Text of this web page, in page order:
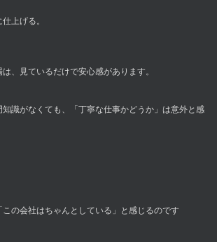
上げる。
、見ているだけで安心感があります。
識がなくても、「丁寧な仕事かどうか」は意外と感
の会社はちゃんとしている」と感じるのです